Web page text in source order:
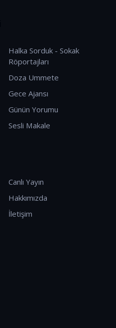
Halka Sorduk - Sokak
Röportajları
Doza Ummete
Gece Ajansı
Günün Yorumu
Sesli Makale
Canlı Yayın
Hakkımızda
İletişim